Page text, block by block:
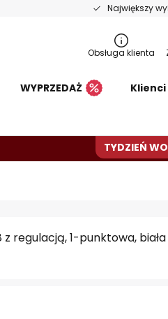
Największy
Obsługa klienta
WYPRZEDAŻ
TYDZIEŃ
regulacją, 1-punktowa, biała